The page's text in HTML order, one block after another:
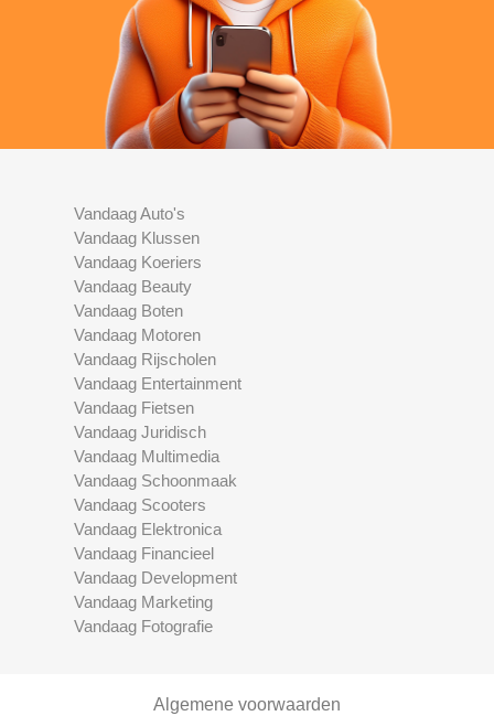
Vandaag Auto's
Vandaag Klussen
Vandaag Koeriers
Vandaag Beauty
Vandaag Boten
Vandaag Motoren
Vandaag Rijscholen
Vandaag Entertainment
Vandaag Fietsen
Vandaag Juridisch
Vandaag Multimedia
Vandaag Schoonmaak
Vandaag Scooters
Vandaag Elektronica
Vandaag Financieel
Vandaag Development
Vandaag Marketing
Vandaag Fotografie
Algemene voorwaarden